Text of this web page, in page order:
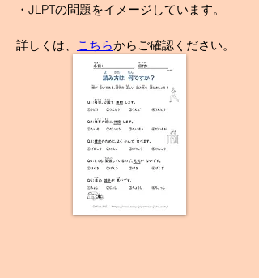
・JLPTの問題をイメージしています。
詳しくは、 こちらからご確認ください。